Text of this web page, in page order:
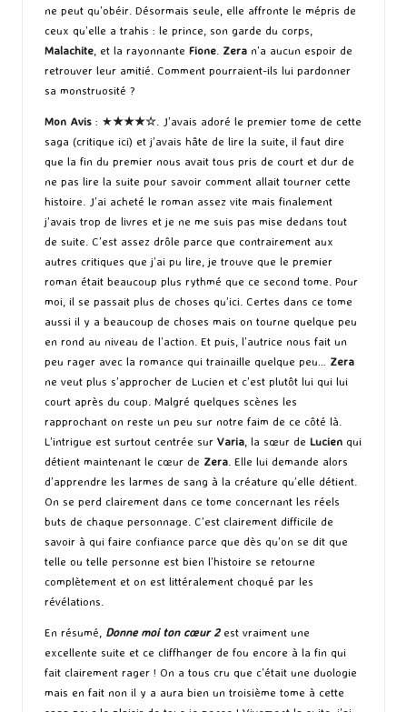
ne peut qu’obéir. Désormais seule, elle affronte le mépris de
ceux qu’elle a trahis : le prince, son garde du corps,
Malachite, et la rayonnante Fione. Zera n’a aucun espoir de
retrouver leur amitié. Comment pourraient-ils lui pardonner
sa monstruosité ?
Mon Avis : ★★★★☆. J’avais adoré le premier tome de cette
saga (critique ici) et j’avais hâte de lire la suite, il faut dire
que la fin du premier nous avait tous pris de court et dur de
ne pas lire la suite pour savoir comment allait tourner cette
histoire. J’ai acheté le roman assez vite mais finalement
j’avais trop de livres et je ne me suis pas mise dedans tout
de suite. C’est assez drôle parce que contrairement aux
autres critiques que j’ai pu lire, je trouve que le premier
roman était beaucoup plus rythmé que ce second tome. Pour
moi, il se passait plus de choses qu’ici. Certes dans ce tome
aussi il y a beaucoup de choses mais on tourne quelque peu
en rond au niveau de l’action. Et puis, l’autrice nous fait un
peu rager avec la romance qui trainaille quelque peu… Zera
ne veut plus s’approcher de Lucien et c’est plutôt lui qui lui
court après du coup. Malgré quelques scènes les
rapprochant on reste un peu sur notre faim de ce côté là.
L’intrigue est surtout centrée sur Varia, la sœur de Lucien qui
détient maintenant le cœur de Zera. Elle lui demande alors
d’apprendre les larmes de sang à la créature qu’elle détient.
On se perd clairement dans ce tome concernant les réels
buts de chaque personnage. C’est clairement difficile de
savoir à qui faire confiance parce que dès qu’on se dit que
telle ou telle personne est bien l’histoire se retourne
complètement et on est littéralement choqué par les
révélations.
En résumé, Donne moi ton cœur 2est vraiment une
excellente suite et ce cliffhanger de fou encore à la fin qui
fait clairement rager ! On a tous cru que c’était une duologie
mais en fait non il y a aura bien un troisième tome à cette